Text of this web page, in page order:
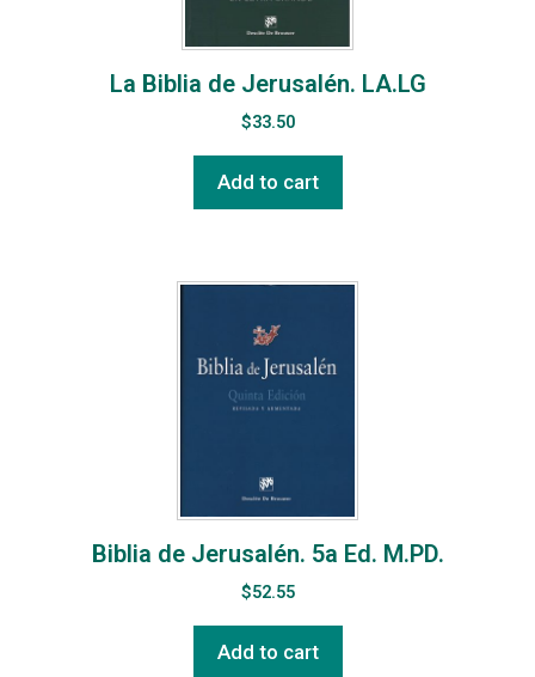
La Biblia de Jerusalén. LA.LG
$33.50
Add to cart
Biblia de Jerusalén. 5a Ed. M.PD.
$52.55
Add to cart